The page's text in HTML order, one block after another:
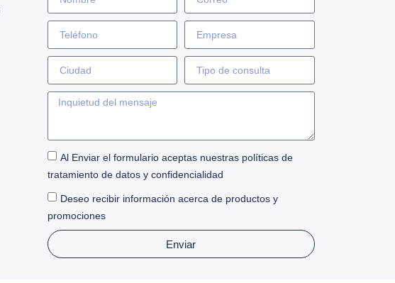
Al Enviar el formulario aceptas nuestras políticas de
tratamiento de datos y confidencialidad
Deseo recibir información acerca de productos y
promociones
Enviar